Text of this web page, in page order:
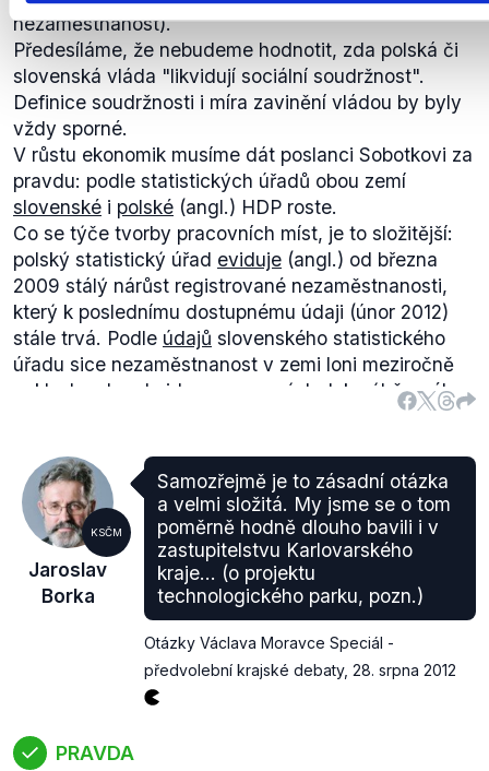
že by měla být slučována jím jmenovaná gymnázia
v Mimoni, České Lípě a Novém Boru.
nezaměstnanost).
Předesíláme, že nebudeme hodnotit, zda polská či
slovenská vláda "likvidují sociální soudržnost".
Definice soudržnosti i míra zavinění vládou by byly
vždy sporné.
V růstu ekonomik musíme dát poslanci Sobotkovi za
pravdu: podle statistických úřadů obou zemí
slovenské i polské (angl.) HDP roste.
Co se týče tvorby pracovních míst, je to složitější:
polský statistický úřad eviduje (angl.) od března
2009 stálý nárůst registrované nezaměstnanosti,
který k poslednímu dostupnému údaji (únor 2012)
stále trvá. Podle údajů slovenského statistického
úřadu sice nezaměstnanost v zemi loni meziročně
poklesla, ale zde jde pouze o výsledek výběrového
(.zip,
věcí a rodiny, míra nezaměsnanosti měřená podle
celkového počtu uchazečů dlouhodobě stoupá.
Navíc, což se nám pro Polsko potvrdit nepodařilo,
nejde o nárůst nezaměstnanosti způsobený přílivem
mladých Slováků: nezaměstnanost lidí ve věku 15-
24 let se na Slovensku téměr nezměnila, zatímco
nezaměstnaných lidí přes 50 let přibylo meziročně
7,3 %. Srovnáváme přitom data zbřezna 2011
soubor "MS_1103.xlsx", Tab.č.16) abřezna 2012
(.zip, soubor "MS_1203.xlsx", Tab.č.16). Zvýšení
nezaměstnanosti starších lidí pak jednoznačně
ukazuje na ztrátu pracovních míst stejně, jako
KSČM
Jaroslav
Borka
Samozřejmě je to zásadní otázka
a velmi složitá. My jsme se o tom
poměrně hodně dlouho bavili i v
zastupitelstvu Karlovarského
kraje... (o projektu
technologického parku, pozn.)
Otázky Václava Moravce Speciál -
předvolební krajské debaty, 28. srpna 2012
PRAVDA